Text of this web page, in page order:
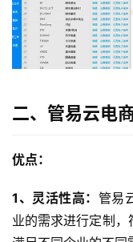
二、管易云电
优点：
1、灵活性高： 管易
业的需求进行定制